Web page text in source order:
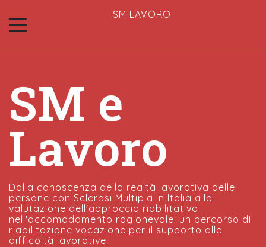
SM LAVORO
SM e
Lavoro
Dalla conoscenza della realtà lavorativa delle
persone con Sclerosi Multipla in Italia alla
valutazione dell'approccio riabilitativo
nell'accomodamento ragionevole: un percorso di
riabilitazione vocazione per il supporto alle
difficoltà lavorative.